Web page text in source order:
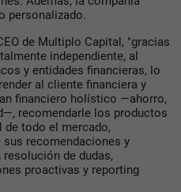
personalizado.
de Multiplo Capital, "gracias
independiente, al
y entidades financieras, lo
al cliente financiera y
financiero holístico —ahorro,
recomendarle los productos
todo el mercado,
recomendaciones y
de dudas,
proactivas y reporting